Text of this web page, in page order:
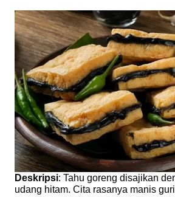
Deskripsi: Tahu goreng disajikan
udang hitam. Cita rasanya manis